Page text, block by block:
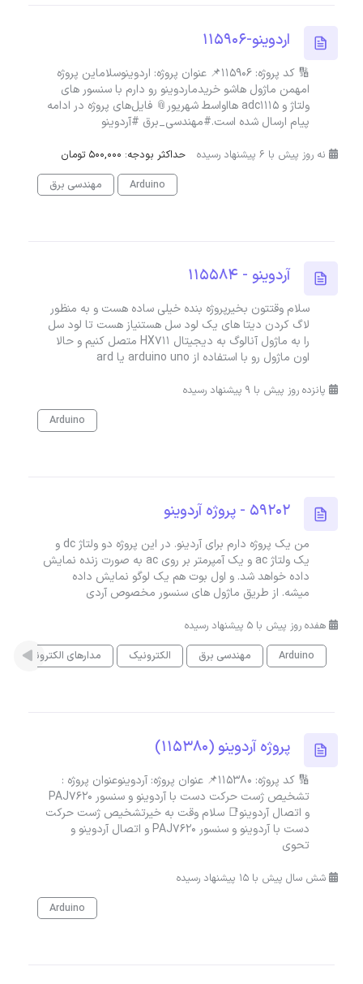
اردوینو-115906
🔢 کد پروژه: 115906📌 عنوان پروژه: اردوینوسلاماین پروژه
امهمن ماژول هاشو خریدماردوینو رو دارم با سنسور های
ولتاژ و adc1115 هااواسط شهریور📎 فایل‌های پروژه در ادامه
پیام ارسال شده است.#مهندسی_برق #آردوینو
نه روز پیش با 6 پیشنهاد رسیده
حداکثر بودجه: 500,000 تومان
Arduino
مهندسی برق
آردوینو - 115584
سلام وقتتون بخیرپروژه بنده خیلی ساده هست و به منظور
لاگ کردن دیتا های یک لود سل هستنیاز هست تا لود سل
را به ماژول آنالوگ به دیجیتال HX711 متصل کنیم و حالا
اون ماژول رو با استفاده از arduino uno یا ard
پانزده روز پیش با 9 پیشنهاد رسیده
Arduino
59202 - پروژه آردوینو
من یک پروژه دارم برای آردینو. در این پروژه دو ولتاژ dc و
یک ولتاژ ac و یک آمپرمتر بر روی ac به صورت زنده نمایش
داده خواهد شد. و اول بوت هم یک لوگو نمایش داده
میشه. از طریق ماژول های سنسور مخصوص آردی
هفده روز پیش با 5 پیشنهاد رسیده
Arduino
مهندسی برق الکترونیک مدارهای الکترونیکی
پروژه آردوینو (115380)
🔢 کد پروژه: 115380📌 عنوان پروژه: آردوینوعنوان پروژه :
تشخیص ژست حرکت دست با آردوینو و سنسور PAJ7620
و اتصال آردوینو📑 سلام وقت به خیرتشخیص ژست حرکت
دست با آردوینو و سنسور PAJ7620 و اتصال آردوینو و
تحوی
شش سال پیش با 15 پیشنهاد رسیده
Arduino